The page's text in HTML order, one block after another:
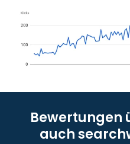
Bewertungen
auch